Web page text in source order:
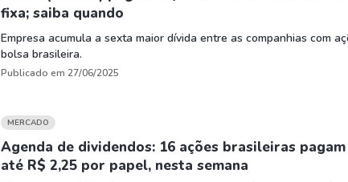
fixa; saiba quando
Empresa acumula a sexta maior dívida entre as companhias com
bolsa brasileira.
Publicado em 27/06/2025
MERCADO
Agenda de dividendos: 16 ações brasileiras
até R$ 2,25 por papel, nesta semana